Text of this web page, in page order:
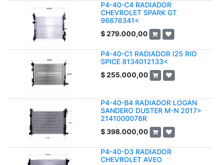
P4-40-C4 RADIADOR
CHEVROLET SPARK GT
96676341<
$279.000,00
P4-40-C1 RADIADOR I25 RIO
SPICE 8134012133<
$255.000,00
P4-40-B4 RADIADOR LOGAN
SANDERO DUSTER M-N 2017>
2141000078R
$398.000,00
P4-40-D3 RADIADOR
CHEVROLET AVEO